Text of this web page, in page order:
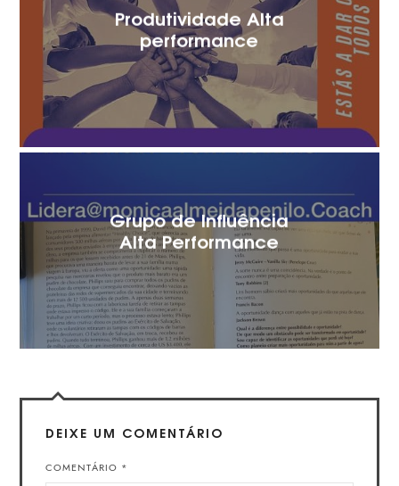
Produtividade Alta
performance
Grupo de Influência
Alta Performance
DEIXE UM COMENTÁRIO
COMENTÁRIO *